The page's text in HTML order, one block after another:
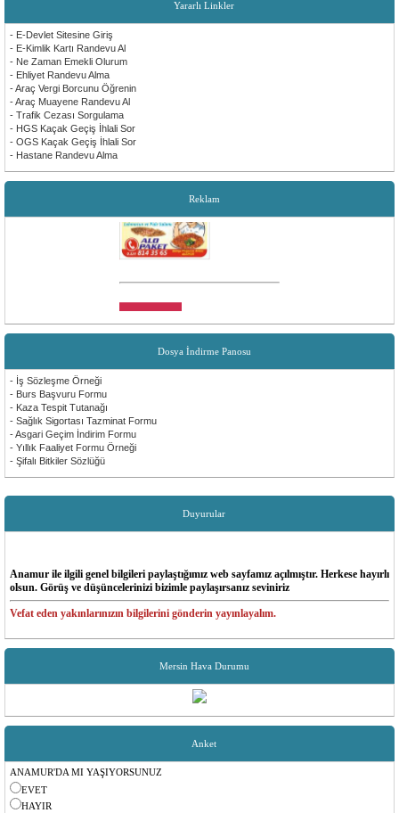
Duyurular
Anamur ile ilgili genel bilgileri paylaştığımız web sayfamız açılmıştır. Herkese hayırlı
olsun. Görüş ve düşüncelerinizi bizimle paylaşırsanız seviniriz
Vefat eden yakınlarınızın bilgilerini gönderin yayınlayalım.
bilgisi olsun.
Mersin Hava Durumu
Anket
ANAMUR'DA MI YAŞIYORSUNUZ
EVET
HAYIR
Yararlı Linkler
- E-Devlet Sitesine Giriş
- E-Kimlik Kartı Randevu Al
- Ne Zaman Emekli Olurum
- Ehliyet Randevu Alma
- Araç Vergi Borcunu Öğrenin
- Araç Muayene Randevu Al
- Trafik Cezası Sorgulama
- HGS Kaçak Geçiş İhlali Sor
- OGS Kaçak Geçiş İhlali Sor
- Hastane Randevu Alma
Reklam
Dosya İndirme Panosu
- İş Sözleşme Örneği
- Burs Başvuru Formu
- Kaza Tespit Tutanağı
- Sağlık Sigortası Tazminat Formu
- Asgari Geçim İndirim Formu
- Yıllık Faaliyet Formu Örneği
- Şifalı Bitkiler Sözlüğü